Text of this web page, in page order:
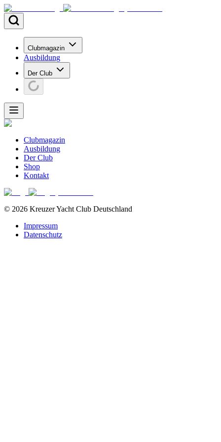
Clubmagazin
Ausbildung
Der Club
Clubmagazin
Ausbildung
Der Club
Shop
Kontakt
© 2026 Kreuzer Yacht Club Deutschland
Impressum
Datenschutz